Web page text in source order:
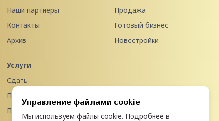
Наши партнеры
Контакты
Архив
Продажа
Готовый бизнес
Новостройки
Услуги
Сдать
Продать
Передать в управление
Управление файлами cookie
Мы используем файлы cookie. Подробнее в